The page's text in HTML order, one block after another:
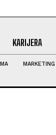
KARIJERA
MARKETING